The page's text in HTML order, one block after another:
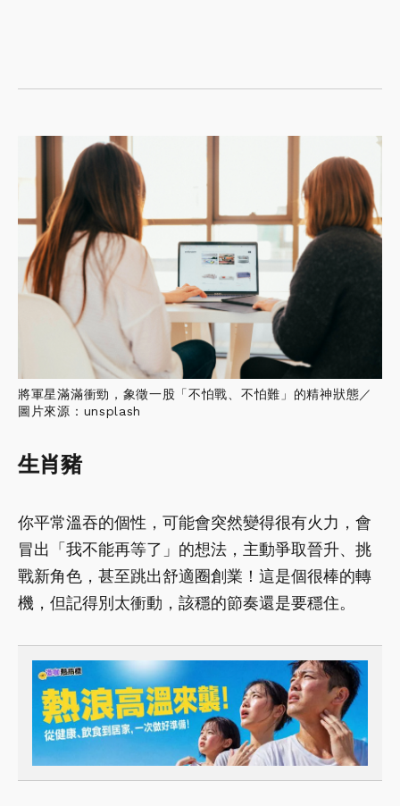
將軍星滿滿衝勁，象徵一股「不怕戰、不怕難」的精神狀態／
圖片來源：unsplash
生肖豬
你平常溫吞的個性，可能會突然變得很有火力，會
冒出「我不能再等了」的想法，主動爭取晉升、挑
戰新角色，甚至跳出舒適圈創業！這是個很棒的轉
機，但記得別太衝動，該穩的節奏還是要穩住。